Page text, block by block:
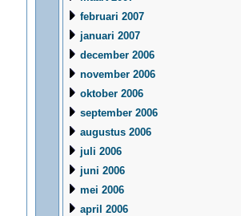
februari 2007
januari 2007
december 2006
november 2006
oktober 2006
september 2006
augustus 2006
juli 2006
juni 2006
mei 2006
april 2006